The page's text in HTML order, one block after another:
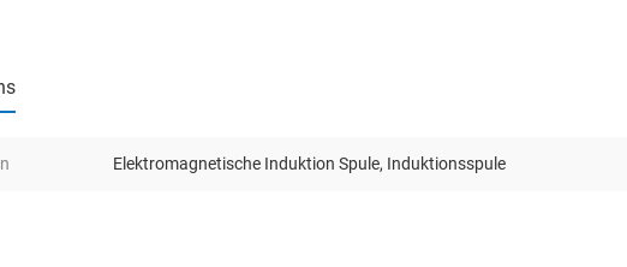
Elektromagnetische Induktion Spule, Induktionsspule